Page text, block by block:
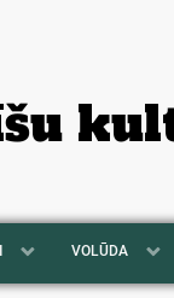
VOLŪDA